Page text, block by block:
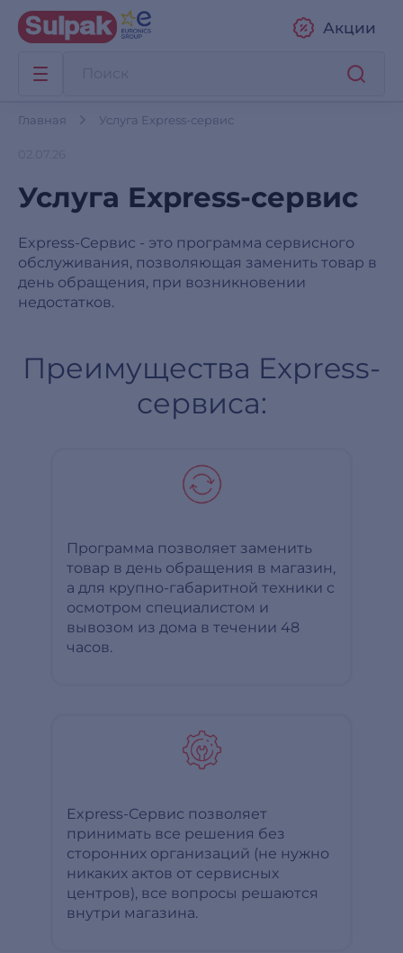
Акции
Главная Услуга Express-сервис
Услуга Express-сервис
Express-Сервис - это программа сервисного
обслуживания, позволяющая заменить товар в
день обращения, при возникновении
недостатков.
Преимущества Express-
сервиса:
Программа позволяет заменить
товар в день обращения в магазин,
а для крупно-габаритной техники с
осмотром специалистом и
вывозом из дома в течении 48
часов.
Express-Сервис позволяет
принимать все решения без
сторонних организаций (не нужно
никаких актов от сервисных
центров), все вопросы решаются
внутри магазина.